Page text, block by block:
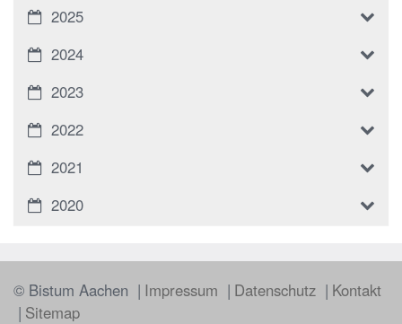
2025
2024
2023
2022
2021
2020
© Bistum Aachen Impressum Datenschutz
Kontakt
Sitemap